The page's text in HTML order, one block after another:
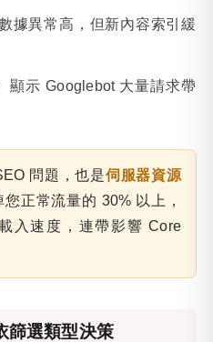
據異常高，但新內容索引緩
顯示 Googlebot 大量請求帶
問題，也是伺服器資源
正常流量的 30% 以上，
入速度，連帶影響 Core
篩選類型決策